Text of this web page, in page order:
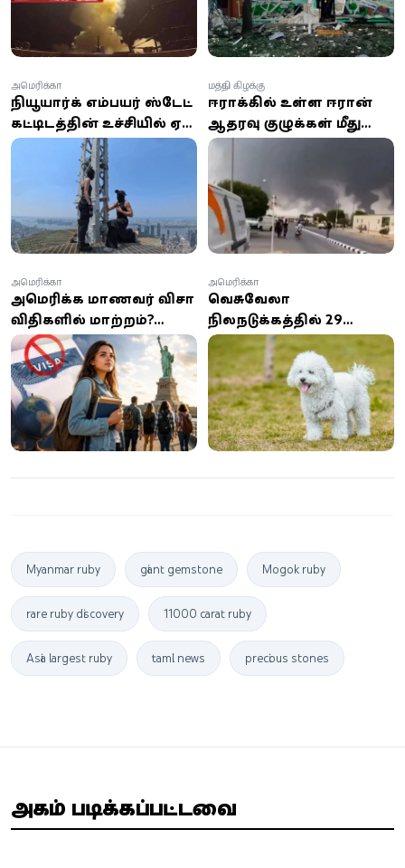
காயம்!
நியூயார்க் எம்பயர் ஸ்டேட்
கட்டிடத்தின் உச்சியில் ஏறி
காதலை சொல்லிய
இளைஞன்!
அமெரிக்கா
ஈராக்கில் உள்ள ஈரான்
ஆதரவு குழுக்கள் மீது
சவுதி மற்றும் அமெரிக்கா
மத்திய கிழக்கு
அமெரிக்க மாணவர் விசா
விதிகளில் மாற்றம்?
செப்டம்பர் 15-க்குள்
திரும்ப வேண்டிய
அவசியம் ஏன்?
அமெரிக்கா
வெனிசுவேலா
நிலநடுக்கத்தில் 29
நாட்கள் இடிபாடுகளில்
அதிசயமாக மீட்கப்பட்ட
நாய்!
அமெரிக்கா
Myanmar ruby giant gemstone Mogok ruby
rare ruby discovery 11000 carat ruby
Asia largest ruby tamil news precious stones
அதிகம் படிக்கப்பட்டவை